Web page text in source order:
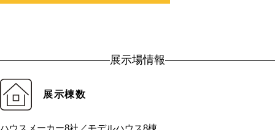
展示場情報
展示棟数